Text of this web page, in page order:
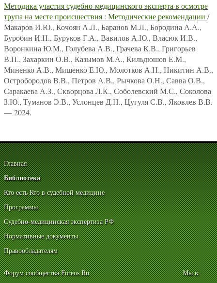
Методика участия судебно-медицинского эксперта в осмотре
трупа на месте происшествия : Методические рекомендации /
Макаров И.Ю., Кочоян А.Л., Баранов М.Л., Бородина А.А.,
Буробин И.Н., Буруков Г.А., Вавилов А.Ю., Власюк И.В.,
Воронкина Ю.М., Голубева А.В., Грачева К.В., Григорьев
В.П., Захаркин О.В., Казымов М.А., Кильдюшов Е.М.,
Миненко А.В., Мищенко Е.Ю., Молотков А.Н., Никитин А.В.,
Остробородов В.В., Петров А.В., Рычкова О.Н., Савва О.В.,
Саракаева А.З., Скворцова Л.К., Соболевский М.С., Соколова
З.Ю., Туманов Э.В., Услонцев Д.Н., Цугуля С.В., Яковлев В.В.
— 2024.
Главная
Библиотека
Кто есть Кто в судебной медицине
Программы
Судебно-медицинская экспертиза РФ
Нормативные документы
Правообладателям
Форум сообщества Forens.Ru Мы в: